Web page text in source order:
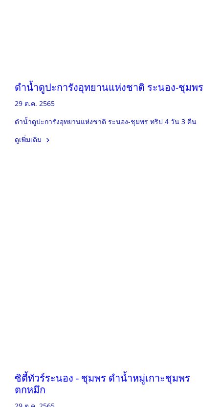
ดำน้ำดูปะการังอุทยานแห่งชาติ ระนอง-ชุมพร
29 ต.ค. 2565
ดำน้ำดูปะการังอุทยานแห่งชาติ ระนอง-ชุมพร ทริป 4 วัน 3 คืน
ดูเพิ่มเติม
ซิตี้ทัวร์ระนอง - ชุมพร ดำน้ำหมู่เกาะชุมพร
ตกหมึก